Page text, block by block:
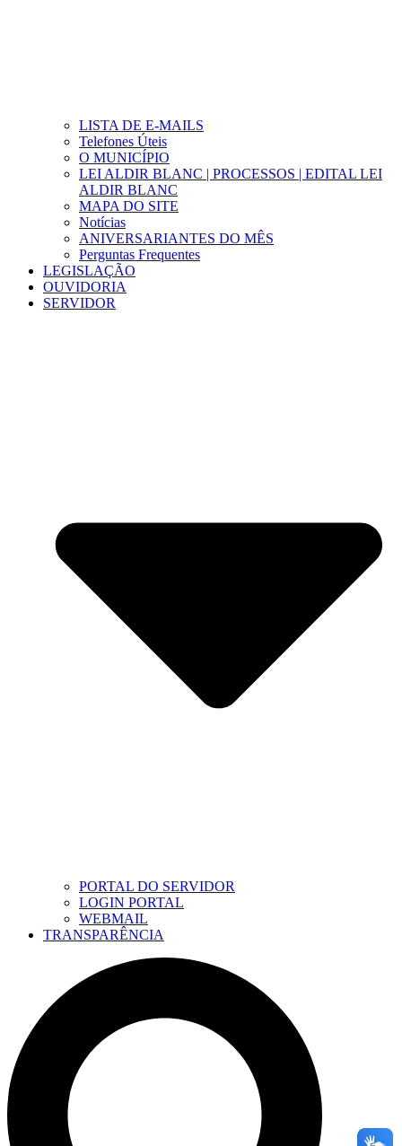
LISTA DE E-MAILS
Telefones Úteis
O MUNICÍPIO
LEI ALDIR BLANC | PROCESSOS | EDITAL LEI
ALDIR BLANC
MAPA DO SITE
Notícias
ANIVERSARIANTES DO MÊS
Perguntas Frequentes
LEGISLAÇÃO
OUVIDORIA
SERVIDOR
PORTAL DO SERVIDOR
LOGIN PORTAL
WEBMAIL
TRANSPARÊNCIA